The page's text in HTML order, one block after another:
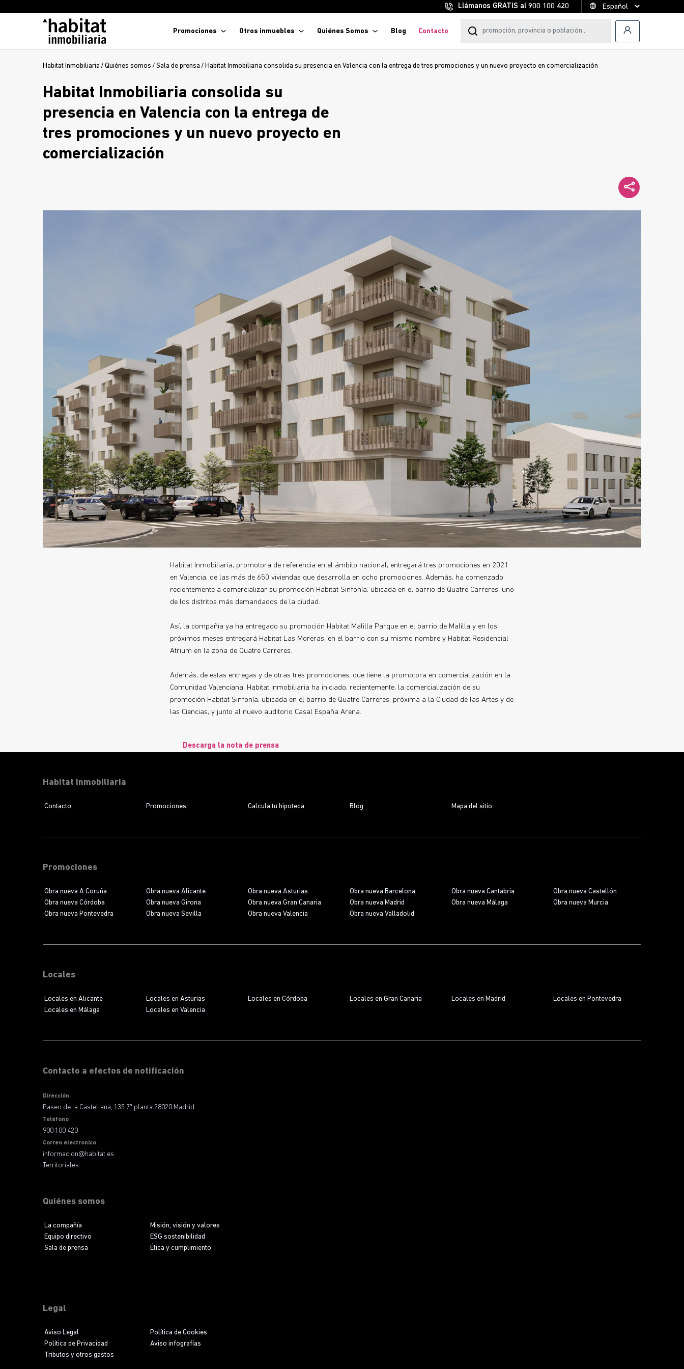
Llámanos GRATIS al 900 100 420
Promociones Otros inmuebles Quiénes Somos Blog Contacto
Habitat Inmobiliaria / Quiénes somos / Sala de prensa / Habitat Inmobiliaria consolida su presencia en Valencia con la entrega de tres promociones y un nuevo proyecto en comercialización
Habitat Inmobiliaria consolida su
presencia en Valencia con la entrega de
tres promociones y un nuevo proyecto en
comercialización
Habitat Inmobiliaria, promotora de referencia en el ámbito nacional, entregará tres promociones en 2021
en Valencia, de las más de 650 viviendas que desarrolla en ocho promociones. Además, ha comenzado
recientemente a comercializar su promoción Habitat Sinfonía, ubicada en el barrio de Quatre Carreres, uno
de los distritos más demandados de la ciudad.
Así, la compañía ya ha entregado su promoción Habitat Malilla Parque en el barrio de Malilla y en los
próximos meses entregará Habitat Las Moreras, en el barrio con su mismo nombre y Habitat Residencial
Atrium en la zona de Quatre Carreres.
Además, de estas entregas y de otras tres promociones, que tiene la promotora en comercialización en la
Comunidad Valenciana, Habitat Inmobiliaria ha iniciado, recientemente, la comercialización de su
promoción Habitat Sinfonía, ubicada en el barrio de Quatre Carreres, próxima a la Ciudad de las Artes y de
las Ciencias, y junto al nuevo auditorio Casal España Arena.
Descarga la nota de prensa
Promociones
Obra nueva A Coruña Obra nueva Alicante Obra nueva Asturias Obra nueva Barcelona Obra nueva Cantabria
Obra nueva Castellón
Obra nueva Córdoba
Obra nueva Girona Obra nueva Gran Canaria Obra nueva Madrid Obra nueva Málaga
Obra nueva Murcia
Obra nueva Pontevedra
Obra nueva Sevilla Obra nueva Valencia Obra nueva Valladolid
Locales
Locales en Alicante Locales en Asturias Locales en Córdoba Locales en Gran Canaria Locales en Madrid
Locales en Pontevedra
Locales en Málaga
Locales en Valencia
Contacto a efectos de notificación
Dirección
Paseo de la Castellana, 135 7ª planta 28020 Madrid
Teléfono
900 100 420
Correo electronico
informacion@habitat.es
Territoriales
Quiénes somos
La compañía
Misión, visión y valores
Equipo directivo
ESG sostenibilidad
Sala de prensa
Ética y cumplimiento
Legal
Aviso Legal
Política de Cookies
Política de Privacidad
Aviso infografías
Tributos y otros gastos
Habitat Inmobiliaria
Contacto Promociones Calcula tu hipoteca Blog Mapa del sitio